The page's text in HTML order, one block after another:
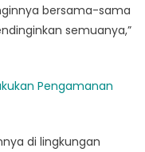
bersama-sama
semuanya,”
Pengamanan
di lingkungan